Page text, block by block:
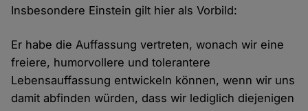
Insbesondere Einstein gilt hier als Vorbild:
Er habe die Auffassung vertreten, wonach wir eine
freiere, humorvollere und tolerantere
Lebensauffassung entwickeln können, wenn wir uns
damit abfinden würden, dass wir lediglich diejenigen